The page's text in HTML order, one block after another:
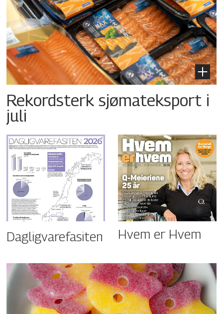
Rekordsterk sjømateksport i
juli
Dagligvarefasiten Hvem er Hvem